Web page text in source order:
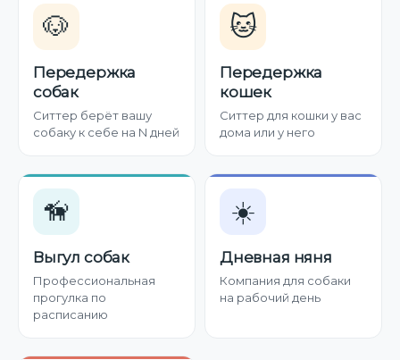
🐶
Передержка
собак
Ситтер берёт вашу
собаку к себе на N дней
🐱
Передержка
кошек
Ситтер для кошки у вас
дома или у него
🦮
Выгул собак
Профессиональная
прогулка по
расписанию
☀️
Дневная няня
Компания для собаки
на рабочий день